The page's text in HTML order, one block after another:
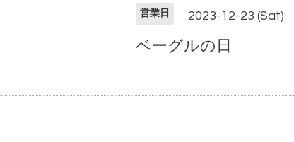
営業日 2023-12-23 (Sat)
ベーグルの日